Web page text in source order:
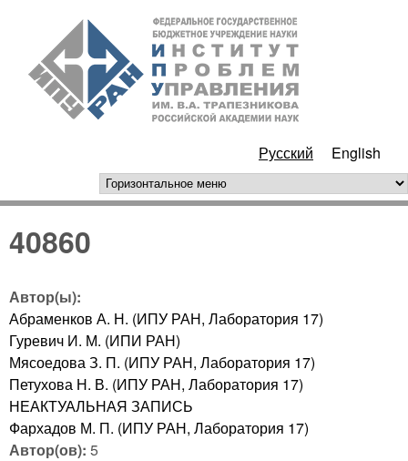
Перейти к основному
содержанию
РАН
Русский English
горизонтальное меню
40860
Автор(ы):
Абраменков А. Н. (ИПУ РАН, Лаборатория 17)
Гуревич И. М. (ИПИ РАН)
Мясоедова З. П. (ИПУ РАН, Лаборатория 17)
Петухова Н. В. (ИПУ РАН, Лаборатория 17)
НЕАКТУАЛЬНАЯ ЗАПИСЬ
Фархадов М. П. (ИПУ РАН, Лаборатория 17)
Автор(ов): 5